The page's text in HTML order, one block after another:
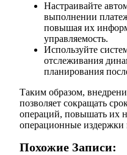
Настраивайте
выполнении
повышая их
управляемость.
Используйте
отслеживания
планирования
Таким образом,
позволяет сокращать
операций, повышать их
операционные издержки
Похожие Записи: